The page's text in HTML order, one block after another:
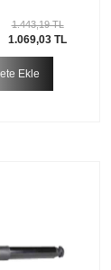
1.443,19 TL
1.069,03 TL
Ekle